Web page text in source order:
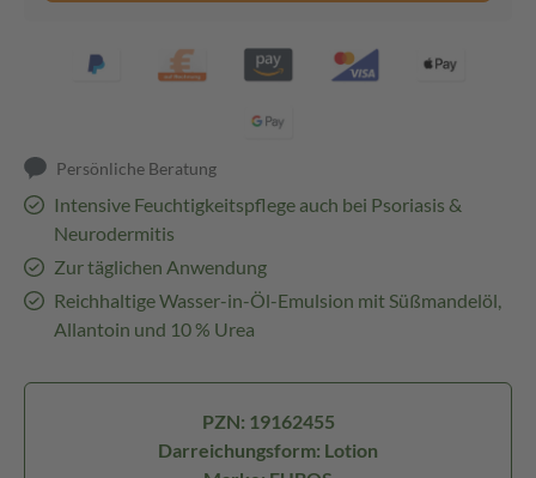
Persönliche Beratung
Intensive Feuchtigkeitspflege auch bei Psoriasis &
Neurodermitis
Zur täglichen Anwendung
Reichhaltige Wasser-in-Öl-Emulsion mit Süßmandelöl,
Allantoin und 10 % Urea
PZN: 19162455
Darreichungsform: Lotion